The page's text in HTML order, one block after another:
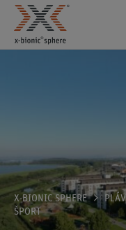
X-BIONIC SPHERE
ŠPORT